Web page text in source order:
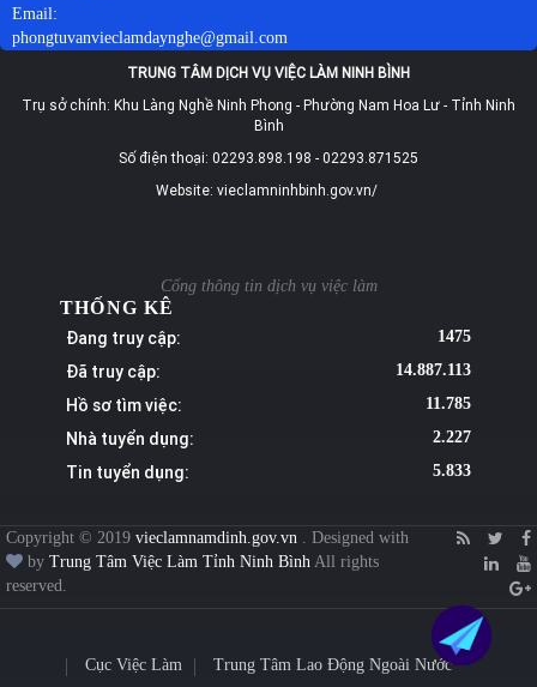
Email:
phongtuvanvieclamdaynghe@gmail.com
TRUNG TÂM DỊCH VỤ VIỆC LÀM NINH BÌNH
Trụ sở chính: Khu Làng Nghề Ninh Phong - Phường Nam Hoa Lư - Tỉnh Ninh
Bình
Số điện thoại: 02293.898.198 - 02293.871525
Website: vieclamninhbinh.gov.vn/
Cổng thông tin dịch vụ việc làm
THỐNG KÊ
Đang truy cập: 1475
Đã truy cập: 14.887.113
Hồ sơ tìm việc: 11.785
Nhà tuyển dụng: 2.227
Tin tuyển dụng: 5.833
Copyright © 2019 vieclamnamdinh.gov.vn
. Designed with
by Trung Tâm Việc Làm Tỉnh Ninh Bình All rights
reserved.
Cục Việc Làm Trung Tâm Lao Động Ngoài Nước